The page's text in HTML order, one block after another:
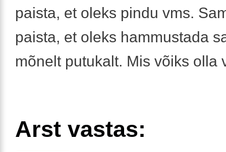
paista, et oleks pindu vms.
paista, et oleks hammustada
mõnelt putukalt. Mis võiks olla
Arst vastas: